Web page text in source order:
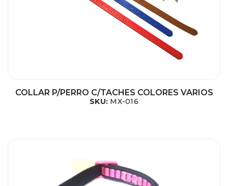
COLLAR P/PERRO C/TACHES COLORES VARIOS
SKU: MX-016